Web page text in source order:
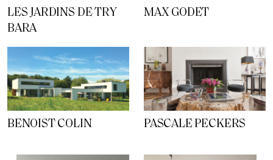
LES JARDINS DE TRY
BARA
MAX GODET
BENOIST COLIN PASCALE PECKERS